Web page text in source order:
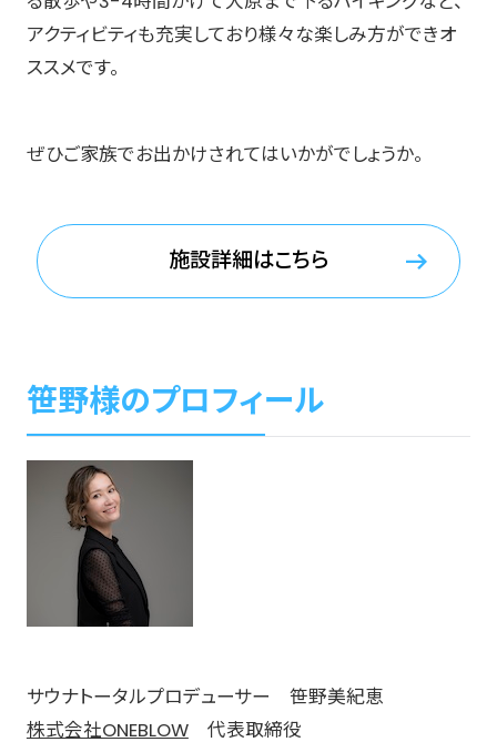
アクティビティも充実しており様々な楽しみ方ができオ
ススメです。
ぜひご家族でお出かけされてはいかがでしょうか。
施設詳細はこちら
笹野様のプロフィール
サウナトータルプロデューサー 笹野美紀恵
株式会社ONEBLOW代表取締役